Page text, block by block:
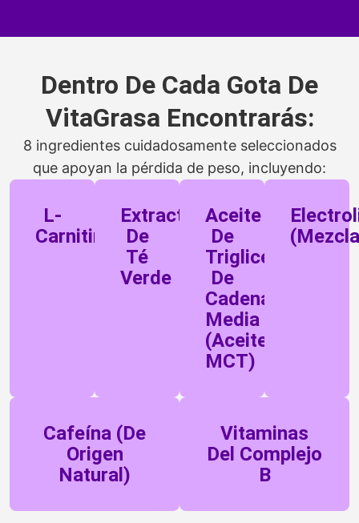
Dentro De Cada Gota De
VitaGrasa Encontrarás:
8 ingredientes cuidadosamente seleccionados
que apoyan la pérdida de peso, incluyendo:
L-
Carnitina
Extracto
De
Té
Verde
Aceite
De
Triglicéridos
De
Cadena
Media
(aceite
MCT)
Cafeína (de
Origen
Natural)
Vitaminas
Del Complejo
B